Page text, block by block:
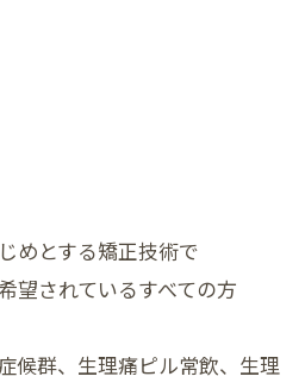
めとする矯正技術で
望されているすべての方
候群、生理痛ピル常飲、生理